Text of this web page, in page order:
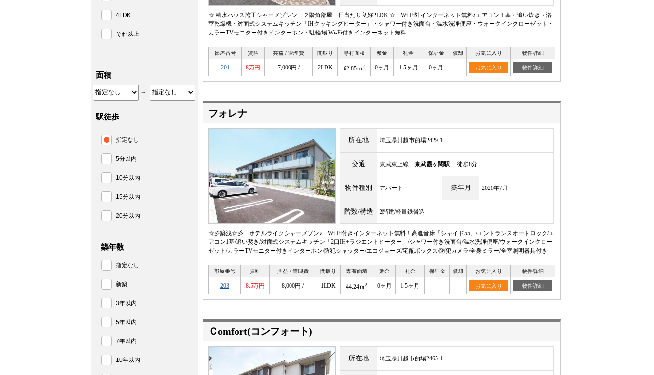
☆ 積水ハウス施工シャーメゾンン ２階角部屋 日当たり良好2LDK ☆ Wi-Fi対インターネット無料♪エアコン１基・追い炊き・浴
室乾燥機・対面式システムキッチン「IHクッキングヒーター」・シャワー付き洗面台・温水洗浄便座・ウォークインクローゼット・
カラーTVモニター付きインターホン・駐輪場 Wi-Fi付きインターネット無料
部屋番号 賃料 共益 / 管理費 間取り 専有面積 敷金 礼金 保証金 償却 お気に入り 物件詳細
201 8万円 7,000円 / 2LDK 62.85ｍ2 0ヶ月 1.5ヶ月 0ヶ月 お気に入り 物件詳細
フォレナ
所在地 埼玉県川越市的場2429-1
交通 東武東上線 東武霞ヶ関駅 徒歩8分
物件種別 アパート 築年月 2021年7月
階数/構造 2階建/軽量鉄骨造
☆彡築浅☆彡 ホテルライクシャーメゾン♪ Wi-Fi付きインターネット無料！高遮音床「シャイド55」/エントランスオートロック/エ
アコン1基/追い焚き/対面式システムキッチン「2口IH+ラジエントヒーター」/シャワー付き洗面台/温水洗浄便座/ウォークインクロー
ゼット/カラーTVモニター付きインターホン/防犯シャッター/エコジョーズ/宅配ボックス/防犯カメラ/全身ミラー/全室照明器具付き
部屋番号 賃料 共益 / 管理費 間取り 専有面積 敷金 礼金 保証金 償却 お気に入り 物件詳細
203 8.5万円 8,000円 / 1LDK 44.24ｍ2 0ヶ月 1.5ヶ月 お気に入り 物件詳細
Ｃomfort(コンフォート)
所在地 埼玉県川越市的場2465-1
4LDK
それ以上
面積
～
駅徒歩
指定なし
5分以内
10分以内
15分以内
20分以内
築年数
指定なし
新築
3年以内
5年以内
7年以内
10年以内